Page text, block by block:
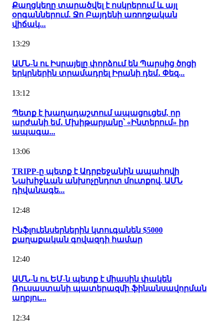
Քաղցկեղը տարածվել է ոսկրերում և այլ
օրգաններում. Ջո Բայդենի առողջական
վիճակ...
13:29
ԱՄՆ-ն ու Իսրայելը փորձում են Պարսից ծոցի
երկրներին տրամադրել Իրանի դեմ․ Փեզ...
13:12
Պետք է խաղադաշտում ապացուցեմ, որ
արժանի եմ․ Մխիթարյանը՝ «Ինտերում» իր
ապագա...
13:06
TRIPP-ը պետք է Ադրբեջանին ապահովի
Նախիջևան անխոչընդոտ մուտքով. ԱՄՆ
դիվանագե...
12:48
Ինֆլուենսերներին կտուգանեն $5000
քաղաքական գովազդի համար
12:40
ԱՄՆ-ն ու ԵՄ-ն պետք է միասին փակեն
Ռուսաստանի պատերազմի ֆինանսավորման
աղբյու...
12:34